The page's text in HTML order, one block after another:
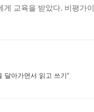
게 교육을 받았다. 비평가
달아가면서 읽고 쓰기“